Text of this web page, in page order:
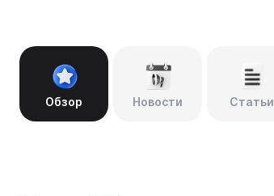
Обзор Новости Статьи